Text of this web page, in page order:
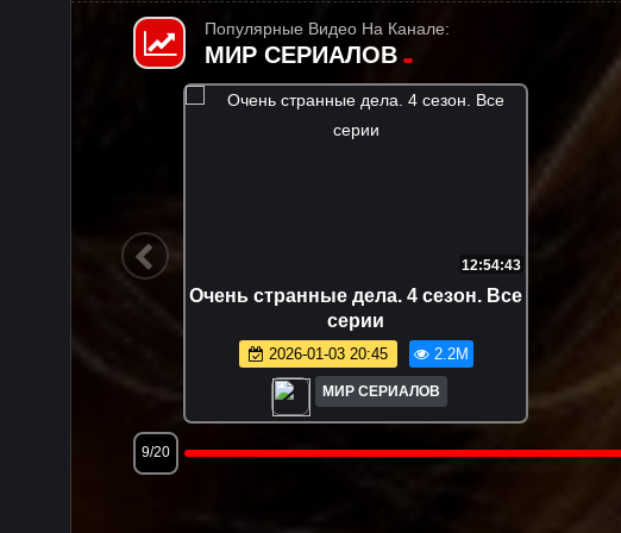
Популярные Видео На Канале:
МИР СЕРИАЛОВ
47:38
Очень странные дела. 1 сезон. 1
серия.
2024-05-27 10:32 2.1M
МИР СЕРИАЛОВ
12/20